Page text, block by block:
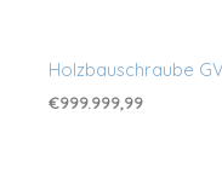
Holzbauschraube GV
€999.999,99